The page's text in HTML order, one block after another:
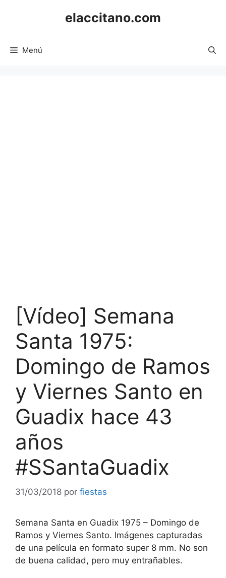
elaccitano.com
Menú
[Vídeo] Semana
Santa 1975:
Domingo de Ramos
y Viernes Santo en
Guadix hace 43
años
#SSantaGuadix
31/03/2018 por fiestas
Semana Santa en Guadix 1975 – Domingo de
Ramos y Viernes Santo. Imágenes capturadas
de una película en formato super 8 mm. No son
de buena calidad, pero muy entrañables.